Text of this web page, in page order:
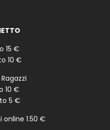
15 €
10 €
10 €
5 €
1.50 €